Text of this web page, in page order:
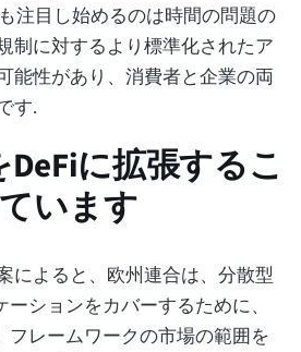
注目し始めるのは時間の問題の
制に対するより標準化されたア
能性があり、消費者と企業の両
す.
DeFiに拡張するこ
います
によると、欧州連合は、分散型
ションをカバーするために、
フレームワークの市場の範囲を